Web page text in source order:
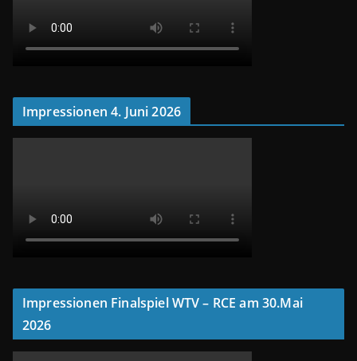
Impressionen 4. Juni 2026
Impressionen Finalspiel WTV – RCE am 30.Mai
2026